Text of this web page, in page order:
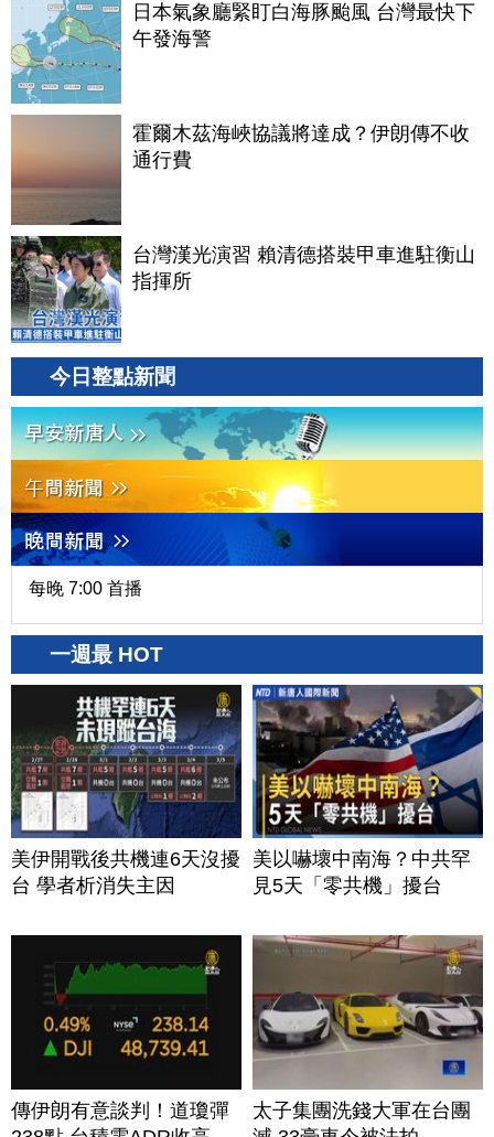
日本氣象廳緊盯白海豚颱風 台灣最快下
午發海警
霍爾木茲海峽協議將達成？伊朗傳不收
通行費
台灣漢光演習 賴清德搭裝甲車進駐衡山
指揮所
今日整點新聞
每晚 7:00 首播
一週最 HOT
美伊開戰後共機連6天沒擾
台 學者析消失主因
美以嚇壞中南海？中共罕
見5天「零共機」擾台
傳伊朗有意談判！道瓊彈
太子集團洗錢大軍在台團